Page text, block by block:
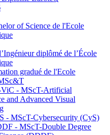
of Science de l'Ecole
diplômé de l’École
gradué de l'Ecole
- MScT-Artificial
and Advanced Visual
- MScT-Cybersecurity (CyS)
- MScT-Double Degree